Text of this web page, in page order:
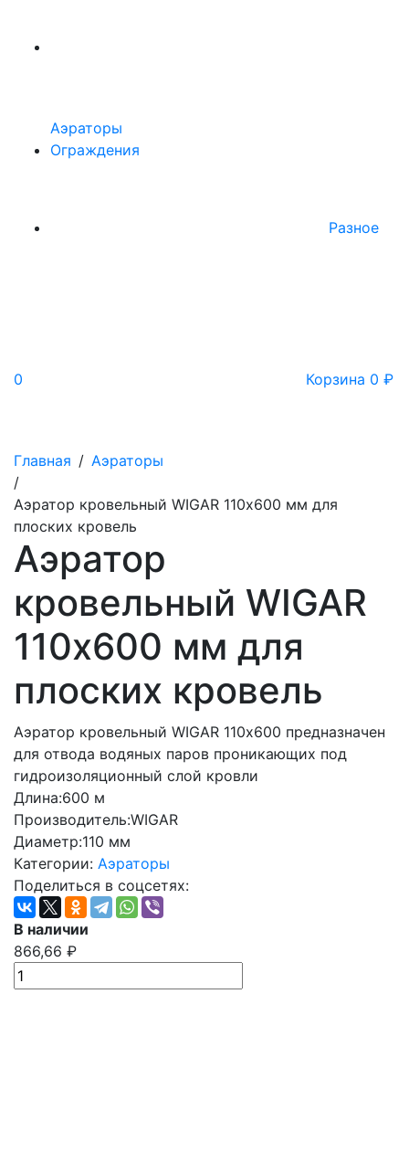
Аэраторы
Ограждения
Разное
0 Корзина 0 ₽
Главная / Аэраторы
/
Аэратор кровельный WIGAR 110х600 мм для
плоских кровель
Аэратор
кровельный WIGAR
110х600 мм для
плоских кровель
Аэратор кровельный WIGAR 110х600 предназначен
для отвода водяных паров проникающих под
гидроизоляционный слой кровли
Длина:600 м
Производитель:WIGAR
Диаметр:110 мм
Категории: Аэраторы
Поделиться в соцсетях:
В наличии
866,66 ₽